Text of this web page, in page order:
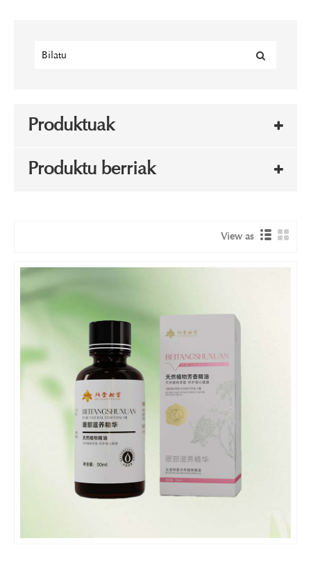
Produktuak
Produktu berriak
View as